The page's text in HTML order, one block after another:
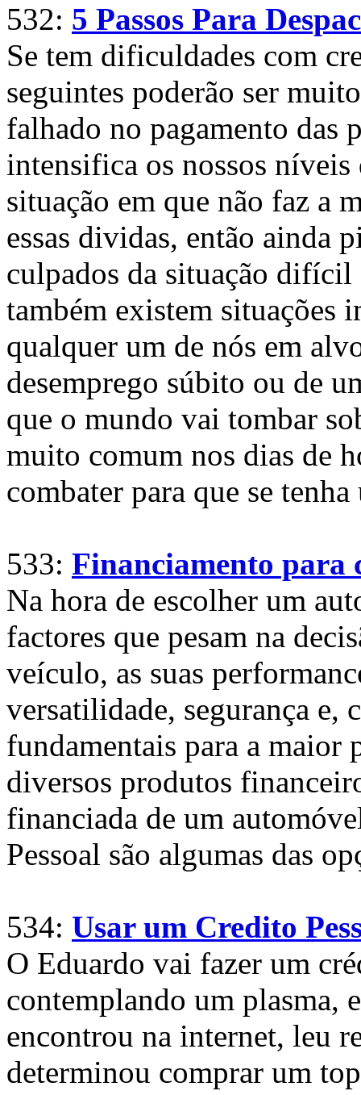
532: 5 Passos Para
Se tem dificuldades com
seguintes poderão ser
falhado no pagamento das
intensifica os nossos níveis
situação em que não faz a
essas dividas, então ainda
culpados da situação difícil
também existem situações
qualquer um de nós em
desemprego súbito ou de
que o mundo vai tombar
muito comum nos dias de
combater para que se
533: Financiamento para
Na hora de escolher um
factores que pesam na
veículo, as suas
versatilidade, segurança e,
fundamentais para a maior
diversos produtos
financiada de um
Pessoal são algumas das
534: Usar um Credito
O Eduardo vai fazer um
contemplando um plasma,
encontrou na internet, leu
determinou comprar um